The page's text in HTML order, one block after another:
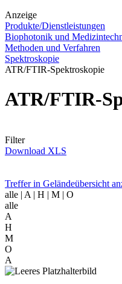
Anzeige
Produkte/Dienstleistungen
Biophotonik und
Methoden und Verfahren
Spektroskopie
ATR/FTIR-Spektroskopie
ATR/FTIR-
Filter
Download XLS
Treffer in Geländeübersicht
alle | A | H | M | O
alle
A
H
M
O
A